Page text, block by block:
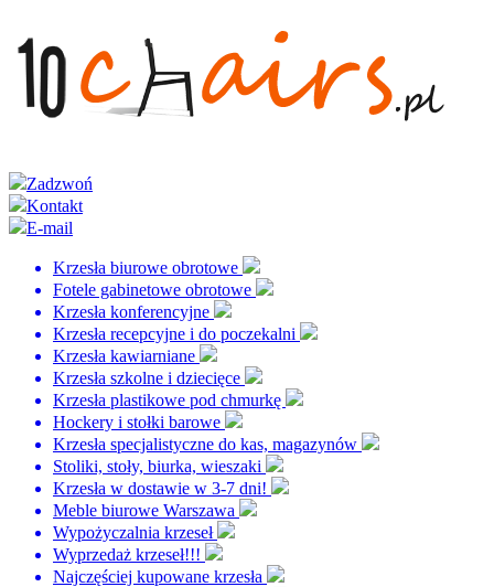
Zadzwoń
Kontakt
E-mail
Krzesła biurowe obrotowe
Fotele gabinetowe obrotowe
Krzesła konferencyjne
Krzesła recepcyjne i do poczekalni
Krzesła kawiarniane
Krzesła szkolne i dziecięce
Krzesła plastikowe pod chmurkę
Hockery i stołki barowe
Krzesła specjalistyczne do kas, magazynów
Stoliki, stoły, biurka, wieszaki
Krzesła w dostawie w 3-7 dni!
Meble biurowe Warszawa
Wypożyczalnia krzeseł
Wyprzedaż krzeseł!!!
Najczęściej kupowane krzesła